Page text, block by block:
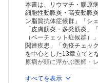
おわりに
第2章 巨細胞性動脈炎・
はじめに
GCAの病態
GCAの病態における近年
GCAの発症に関与する抗
GCAとTAKの病態生理に
大型血管炎に対する治療
大型血管炎に期待される新
本書は、リウマチ・膠原
細胞性動脈炎・高安動脈
ン脂質抗体症候群」「シ
「皮膚筋炎・多発筋炎」
（ベーチェット症候群）
関連疾患」「免疫チェッ
を中心とした13章立てと
原病が頭に浮かぶ医師・
す。 リウマチ・膠原病領
よって、疾患や治療に関
すべてを表示